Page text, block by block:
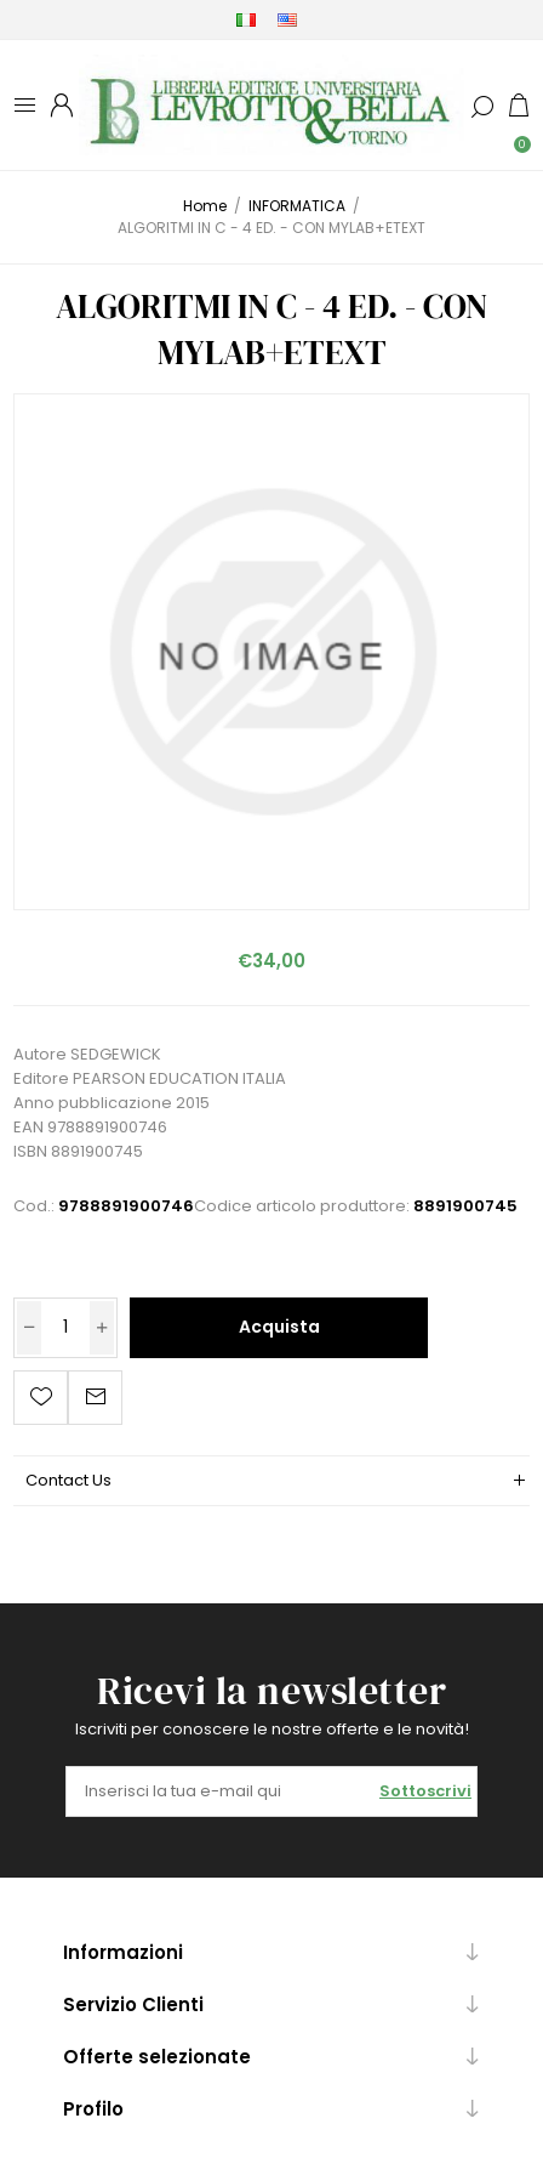
0
Home / INFORMATICA /
ALGORITMI IN C - 4 ED. - CON MYLAB+ETEXT
ALGORITMI IN C - 4 ED. - CON
MYLAB+ETEXT
€34,00
Autore SEDGEWICK
Editore PEARSON EDUCATION ITALIA
Anno pubblicazione 2015
EAN 9788891900746
ISBN 8891900745
Cod.: 9788891900746Codice articolo produttore: 8891900745
Acquista
Contact Us
Ricevi la newsletter
Iscriviti per conoscere le nostre offerte e le novità!
Sottoscrivi
Informazioni
Servizio Clienti
Offerte selezionate
Profilo